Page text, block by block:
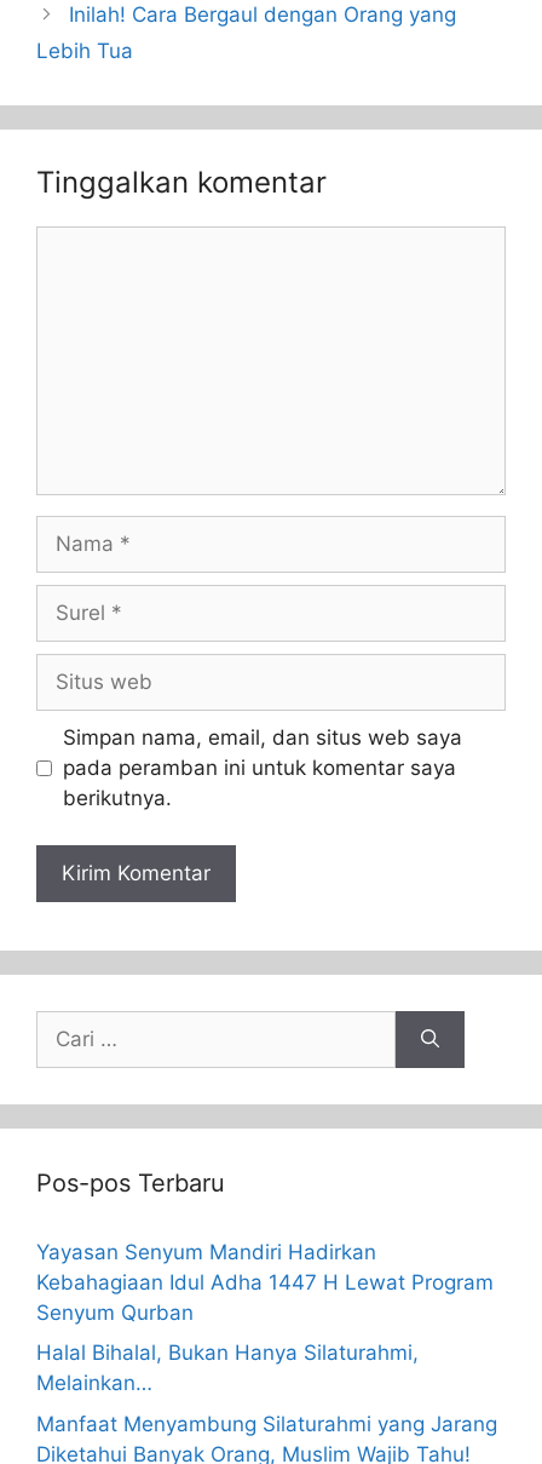
Inilah! Cara Bergaul dengan Orang yang
Lebih Tua
Tinggalkan komentar
Simpan nama, email, dan situs web saya
pada peramban ini untuk komentar saya
berikutnya.
Pos-pos Terbaru
Yayasan Senyum Mandiri Hadirkan
Kebahagiaan Idul Adha 1447 H Lewat Program
Senyum Qurban
Halal Bihalal, Bukan Hanya Silaturahmi,
Melainkan…
Manfaat Menyambung Silaturahmi yang Jarang
Diketahui Banyak Orang, Muslim Wajib Tahu!